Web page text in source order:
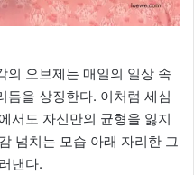
의 오브제는 매일의 일상 속
듬을 상징한다. 이처럼 세심
서도 자신만의 균형을 잃지
넘치는 모습 아래 자리한 그
낸다.